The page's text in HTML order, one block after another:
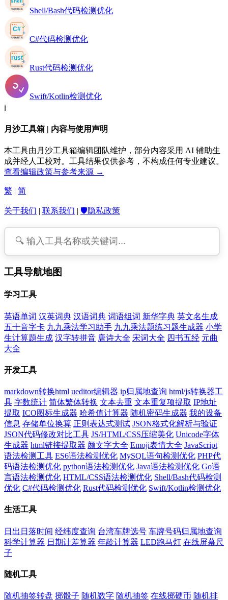
Shell/Bash代码检测优化
C#代码检测优化
Rust代码检测优化
Swift/Kotlin检测优化
ℹ️
月沙工具箱 | 内容与使用声明
本工具由月沙工具箱编辑团队维护，部分内容采用 AI 辅助生
成并经人工校对。工具结果仅供参考，不构成任何专业建议。
查看编辑政策与参考来源 →
繁 | 简
关于我们 | 联系我们 | 🛡️隐私政策
工具导航地图
学习工具
英语单词 汉英词典 汉语词典 词语组词 新华字典 英文名生成
五十音字卡 九九乘法学习助手 九九乘法题练习题生成器 小学
生计算题生成 汉字转拼音 唐诗大全 宋词大全 四书五经 元曲
大全
开发工具
markdown转换html ueditor编辑器 ip归属地查询 html/js转换器工
具 字数统计 简体繁体转换 文本去重 文本重复项提取 IP地址
提取 ICO图标生成器 哈希值计算器 随机密码生成器 我的设备
信息 存储单位换算 正则表达式测试 JSON格式化解析与验证
JSON代码修改对比工具 JS/HTML/CSS压缩美化 Unicode字体
生成器 html链接提取器 颜文字大全 Emoji表情大全 JavaScript
语法检测工具 ES6语法检测优化 MySQL语句检测优化 PHP代
码语法检测优化 python语法检测优化 Java语法检测优化 Go语
言语法检测优化 HTML/CSS语法检测优化 Shell/Bash代码检测
优化 C#代码检测优化 Rust代码检测优化 Swift/Kotlin检测优化
生活工具
日出日落时间 经纬度查询 台湾车牌选号 车牌号码归属地查询
科学计算器 日期计差算器 年龄计算器 LED跑马灯 在线屏幕尺
子
随机工具
随机抽签转盘 掷骰子 随机数字 随机抽签 在线掷硬币 随机排